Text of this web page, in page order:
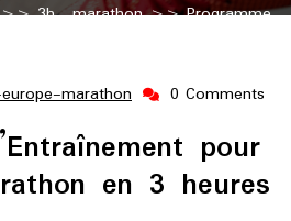
3h,marathon>> Programme
marathon ing-
marathon
0 Comments
pour
en 3 heures